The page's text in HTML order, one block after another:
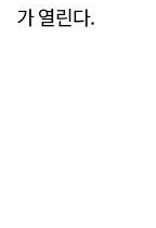
가 열린다.